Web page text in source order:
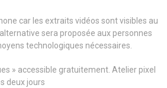
car les extraits vidéos sont visibles au
sera proposée aux personnes
technologiques nécessaires.
» accessible gratuitement. Atelier pixel
deux jours